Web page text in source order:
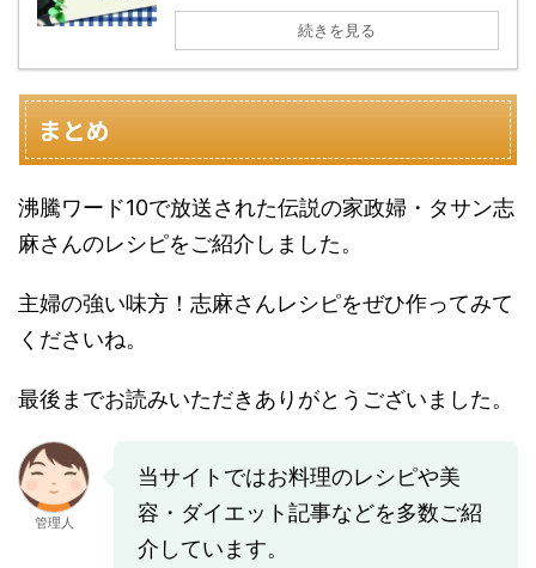
続きを見る
まとめ
沸騰ワード10で放送された伝説の家政婦・タサン志
麻さんのレシピをご紹介しました。
主婦の強い味方！志麻さんレシピをぜひ作ってみて
くださいね。
最後までお読みいただきありがとうございました。
管理人
当サイトではお料理のレシピや美
容・ダイエット記事などを多数ご紹
介しています。